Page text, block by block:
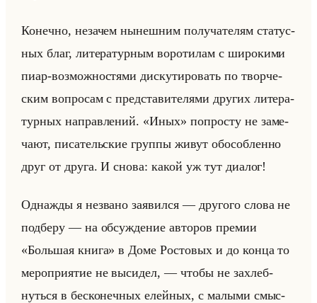
Ко­неч­но, неза­чем ны­неш­ним по­лу­ча­те­лям ста­тус­
ных благ, ли­те­ра­тур­ным во­ро­ти­лам с ши­ро­ки­ми
пиар-воз­мож­но­стя­ми дис­ку­ти­ро­вать по твор­че­
ским во­про­сам с пред­ста­ви­те­ля­ми дру­гих ли­те­ра­
тур­ных на­прав­ле­ний. «Иных» по­про­сту не за­ме­
ча­ют, пи­са­тельские груп­пы живут обособ­лен­но
друг от друга. И снова: какой уж тут диа­лог!
Од­наж­ды я незва­но за­явил­ся — дру­го­го слова не
под­бе­ру — на об­суж­де­ние ав­то­ров пре­мии
«Большая книга» в Доме Ро­сто­вых и до конца то
ме­ро­при­ятие не вы­си­дел, — чтобы не за­хлеб­
нуться в бес­ко­неч­ных елейных, с ма­лы­ми смыс­